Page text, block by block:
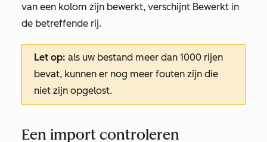
van een kolom zijn bewerkt, verschijnt Bewerkt in
de betreffende rij.
Let op: als uw bestand meer dan 1000 rijen
bevat, kunnen er nog meer fouten zijn die
niet zijn opgelost.
Een import controleren